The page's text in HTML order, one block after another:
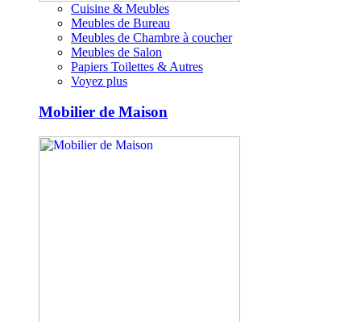
Cuisine & Meubles
Meubles de Bureau
Meubles de Chambre à coucher
Meubles de Salon
Papiers Toilettes & Autres
Voyez plus
Mobilier de Maison